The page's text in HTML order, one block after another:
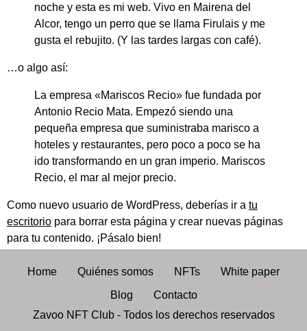
noche y esta es mi web. Vivo en Mairena del
Alcor, tengo un perro que se llama Firulais y me
gusta el rebujito. (Y las tardes largas con café).
…o algo así:
La empresa «Mariscos Recio» fue fundada por
Antonio Recio Mata. Empezó siendo una
pequeña empresa que suministraba marisco a
hoteles y restaurantes, pero poco a poco se ha
ido transformando en un gran imperio. Mariscos
Recio, el mar al mejor precio.
Como nuevo usuario de WordPress, deberías ir a tu
escritorio para borrar esta página y crear nuevas páginas
para tu contenido. ¡Pásalo bien!
Home Quiénes somos NFTs
White paper
Blog
Contacto
Zavoo NFT Club - Todos los derechos reservados